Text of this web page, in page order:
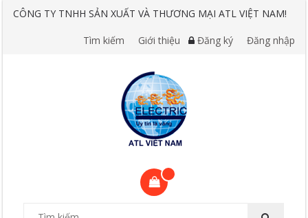
CÔNG TY TNHH SẢN XUẤT VÀ THƯƠNG MẠI ATL VIỆT NAM!
Tìm kiếm Giới thiệu Đăng ký Đăng nhập